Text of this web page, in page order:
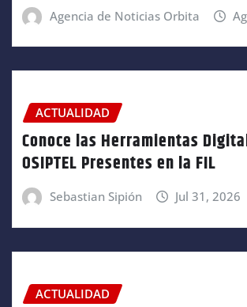
Agencia de Noticias Orbita
ACTUALIDAD
Conoce las Herramientas
OSIPTEL Presentes en la FIL
Sebastian Sipión Jul 31, 2026
ACTUALIDAD